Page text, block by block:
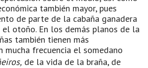
también mayor, pues
de parte de la cabaña ganadera
el otoño. En los demás planos de la
también tienen más
mucha frecuencia el somedano
de la vida de la braña, de